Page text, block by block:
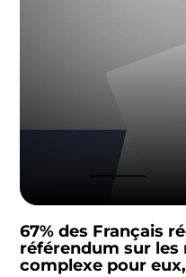
67% des Français
référendum sur
complexe pour